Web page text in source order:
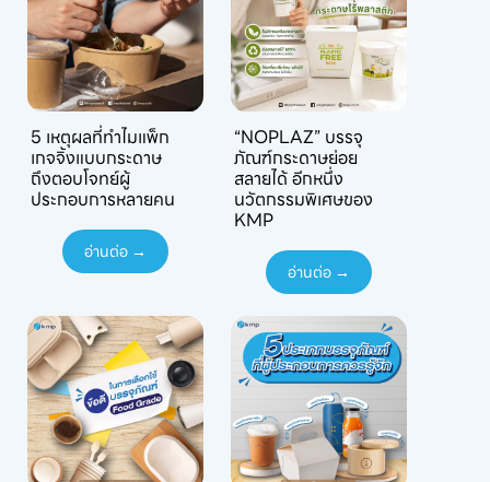
5 เหตุผลที่ทำไมแพ็ก
เกจจิ้งแบบกระดาษ
ถึงตอบโจทย์ผู้
ประกอบการหลายคน
อ่านต่อ →
“NOPLAZ” บรรจุ
ภัณฑ์กระดาษย่อย
สลายได้ อีกหนึ่ง
นวัตกรรมพิเศษของ
KMP
อ่านต่อ →